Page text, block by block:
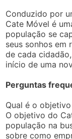
Conduzido por
Cate Móvel é
população se
seus sonhos em
de cada
início de uma
Perguntas
Qual é o
O objetivo do
população na
sobre como